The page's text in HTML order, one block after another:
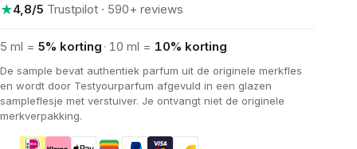
★4,8/5 Trustpilot · 590+ reviews
5 ml = 5% korting · 10 ml = 10% korting
De sample bevat authentiek parfum uit de originele merkfles
en wordt door Testyourparfum afgevuld in een glazen
sampleflesje met verstuiver. Je ontvangt niet de originele
merkverpakking.